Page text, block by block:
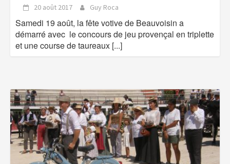
20 août 2017 Guy Roca
Samedi 19 août, la fête votive de Beauvoisin a
démarré avec le concours de jeu provençal en triplette
et une course de taureaux [...]